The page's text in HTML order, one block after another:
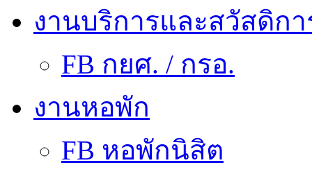
งานบริการและสวัสดิกา
FB กยศ. / กรอ.
งานหอพัก
FB หอพักนิสิต